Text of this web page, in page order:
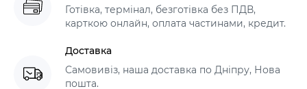
Готівка, термінал, безготівка без ПДВ,
карткою онлайн, оплата частинами, кредит.
Доставка
Самовивіз, наша доставка по Дніпру, Нова
пошта.